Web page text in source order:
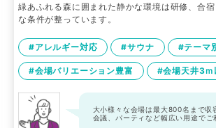
緑あふれる森に囲まれた静かな環境は研修、合
な条件が整っています。
#アレルギー対応 #サウナ #テーマ
#会場バリエーション豊富 #会場天井3ｍ
大小様々な会場は最大800名まで収
会議、パーティなど幅広い用途でご